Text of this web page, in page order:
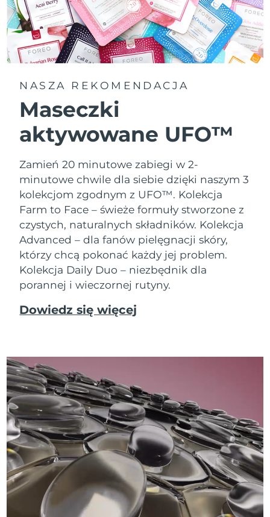
NASZA REKOMENDACJA
Maseczki
aktywowane UFO™
Zamień 20 minutowe zabiegi w 2-
minutowe chwile dla siebie dzięki naszym 3
kolekcjom zgodnym z UFO™. Kolekcja
Farm to Face – świeże formuły stworzone z
czystych, naturalnych składników. Kolekcja
Advanced – dla fanów pielęgnacji skóry,
którzy chcą pokonać każdy jej problem.
Kolekcja Daily Duo – niezbędnik dla
porannej i wieczornej rutyny.
Dowiedz się więcej